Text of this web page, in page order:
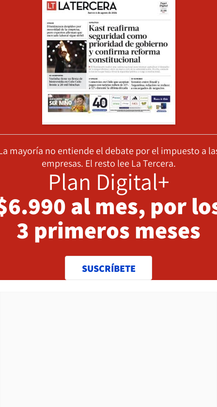
mayoría no entiende el debate por el impuesto a
empresas. El resto lee La Tercera.
Plan Digital+
al mes, por
3 primeros meses
SUSCRÍBETE